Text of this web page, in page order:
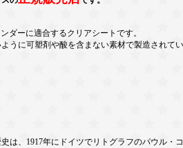
ダーに適合するクリアシートです。
うに可塑剤や酸を含まない素材で製造されてい
は、1917年にドイツでリトグラフのパウル